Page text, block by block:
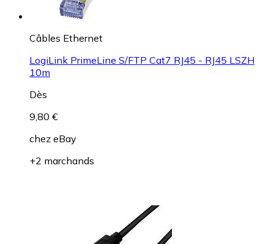
Câbles Ethernet
LogiLink PrimeLine S/FTP Cat7 RJ45 - RJ45 LSZH
10m
Dès
9,80 €
chez eBay
+2 marchands